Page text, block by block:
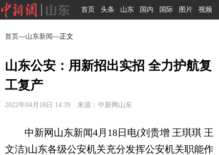
首页 头条 山东 国内 国际 图片 视频
首页—山东新闻—正文
山东公安：用新招出实招 全力护航复
工复产
2022年04月18日 14:39 来源：中新网山东
中新网山东新闻4月18日电(刘贵增 王琪琪 王
文洁)山东各级公安机关充分发挥公安机关职能作